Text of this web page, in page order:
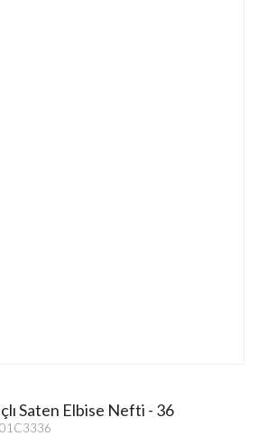
Saten Elbise Nefti - 36